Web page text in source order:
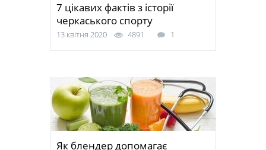
7 цікавих фактів з історії
черкаського спорту
13 квітня 2020 4891 1
Як блендер допомагає